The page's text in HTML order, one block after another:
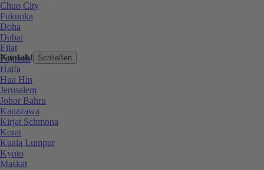
Kontakt Schließen
Chuo City
Fukuoka
Doha
Dubai
Eilat
Fujairah
Haifa
Hua Hin
Jerusalem
Johor Bahru
Kanazawa
Kirjat Schmona
Korat
Kuala Lumpur
Kyoto
Maskat